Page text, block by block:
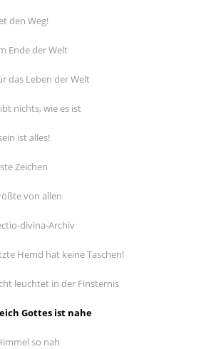
den Weg!
Ende der Welt
das Leben der Welt
nichts, wie es ist
ist alles!
Zeichen
von allen
divina-Archiv
Hemd hat keine Taschen!
leuchtet in der Finsternis
Gottes ist nahe
so nah